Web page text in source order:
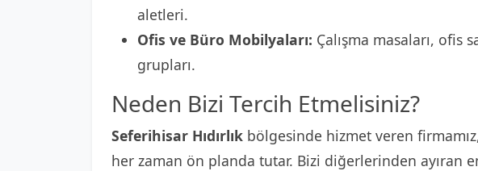
aletleri.
Ofis ve Büro Mobilyaları: Çalışma masaları, ofis
grupları.
Neden Bizi Tercih Etmelisiniz?
Seferihisar Hıdırlık bölgesinde hizmet veren
her zaman ön planda tutar. Bizi diğerlerinden ayıran